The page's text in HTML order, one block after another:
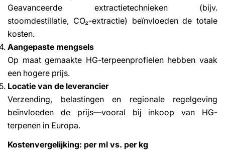
Geavanceerde extractietechnieken (bijv.
stoomdestillatie, CO₂-extractie) beïnvloeden de totale
kosten.
Aangepaste mengsels
Op maat gemaakte HG-terpeenprofielen hebben vaak
een hogere prijs.
Locatie van de leverancier
Verzending, belastingen en regionale regelgeving
beïnvloeden de prijs—vooral bij inkoop van HG-
terpenen in Europa.
Kostenvergelijking: per ml vs. per kg